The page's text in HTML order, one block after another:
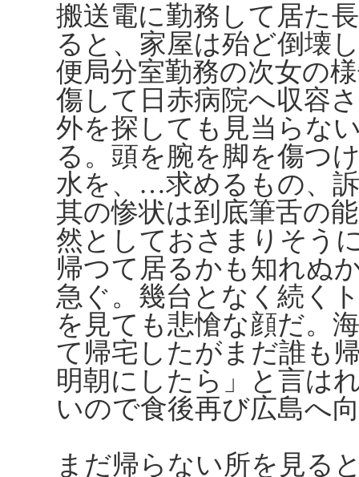
搬送電に勤務して居た
ると、家屋は殆ど倒壊
便局分室勤務の次女の
傷して日赤病院へ収容
外を探しても見当らな
る。頭を腕を脚を傷つ
水を、…求めるもの、
其の惨状は到底筆舌の
然としておさまりそう
帰つて居るかも知れぬ
急ぐ。幾台となく続く
を見ても悲愴な顔だ。
て帰宅したがまだ誰も
明朝にしたら」と言は
いので食後再び広島へ
まだ帰らない所を見る